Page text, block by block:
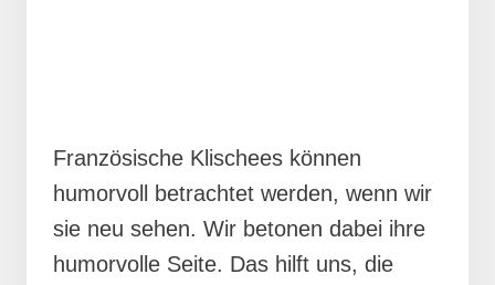
Französische Klischees können
humorvoll betrachtet werden, wenn wir
sie neu sehen. Wir betonen dabei ihre
humorvolle Seite. Das hilft uns, die